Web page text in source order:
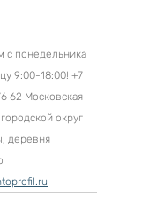
с понедельника
9:00-18:00! +7
62 Московская
округ
деревня